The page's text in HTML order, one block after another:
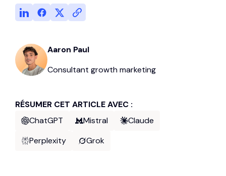
Aaron Paul
Consultant growth marketing
RÉSUMER CET ARTICLE AVEC :
ChatGPT
Mistral
Claude
Perplexity
Grok